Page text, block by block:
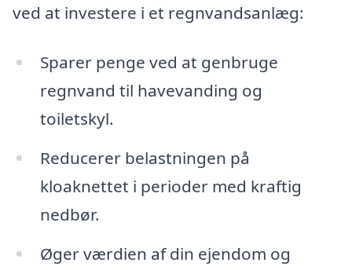
ved at investere i et regnvandsanlæg:
Sparer penge ved at genbruge
regnvand til havevanding og
toiletskyl.
Reducerer belastningen på
kloaknettet i perioder med kraftig
nedbør.
Øger værdien af din ejendom og